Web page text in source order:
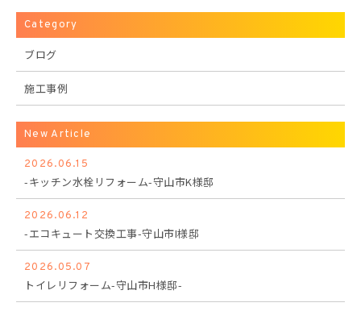
Category
ブログ
施工事例
New Article
2026.06.15
-キッチン水栓リフォーム-守山市K様邸
2026.06.12
-エコキュート交換工事-守山市I様邸
2026.05.07
トイレリフォーム-守山市H様邸-